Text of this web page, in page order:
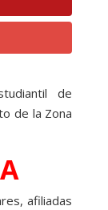
de
de la Zona
afiliadas